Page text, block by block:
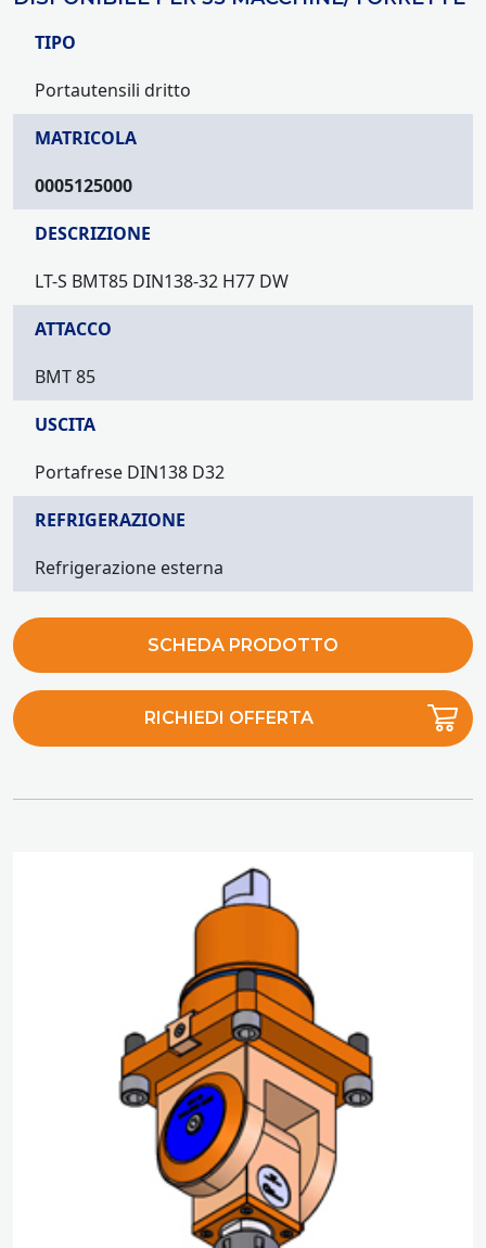
TIPO
Portautensili dritto
MATRICOLA
0005125000
DESCRIZIONE
LT-S BMT85 DIN138-32 H77 DW
ATTACCO
BMT 85
USCITA
Portafrese DIN138 D32
REFRIGERAZIONE
Refrigerazione esterna
SCHEDA PRODOTTO
RICHIEDI OFFERTA